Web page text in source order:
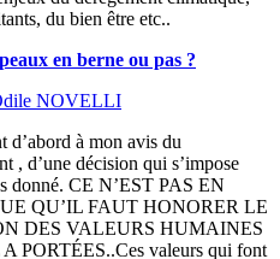
du bien être etc..
en berne ou pas ?
NOVELLI
d’abord à mon avis du
, d’une décision qui s’impose
donné. CE N’EST PAS EN
QU’IL FAUT HONORER LE
DES VALEURS HUMAINES
PORTÉES..Ces valeurs qui font